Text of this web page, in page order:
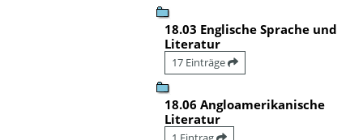
18.03 Englische Sprache und
Literatur
17 Einträge
18.06 Angloamerikanische
Literatur